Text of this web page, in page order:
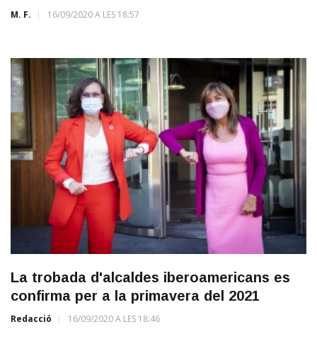
M. F. 16/09/2020 A LES 18:57
La trobada d'alcaldes iberoamericans es
confirma per a la primavera del 2021
Redacció 16/09/2020 A LES 18:46